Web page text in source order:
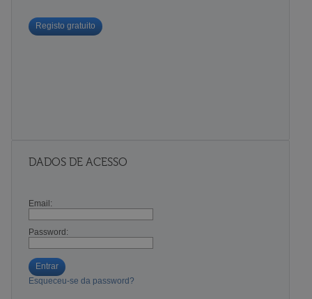
Registo gratuito
DADOS DE ACESSO
Email:
Password:
Entrar
Esqueceu-se da password?